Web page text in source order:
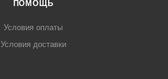
ПОМОЩЬ
Условия оплаты
Условия доставки